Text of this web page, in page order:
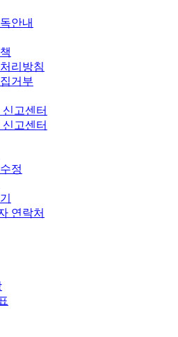
안내
리방침
거부
고센터
고센터
정
연락처